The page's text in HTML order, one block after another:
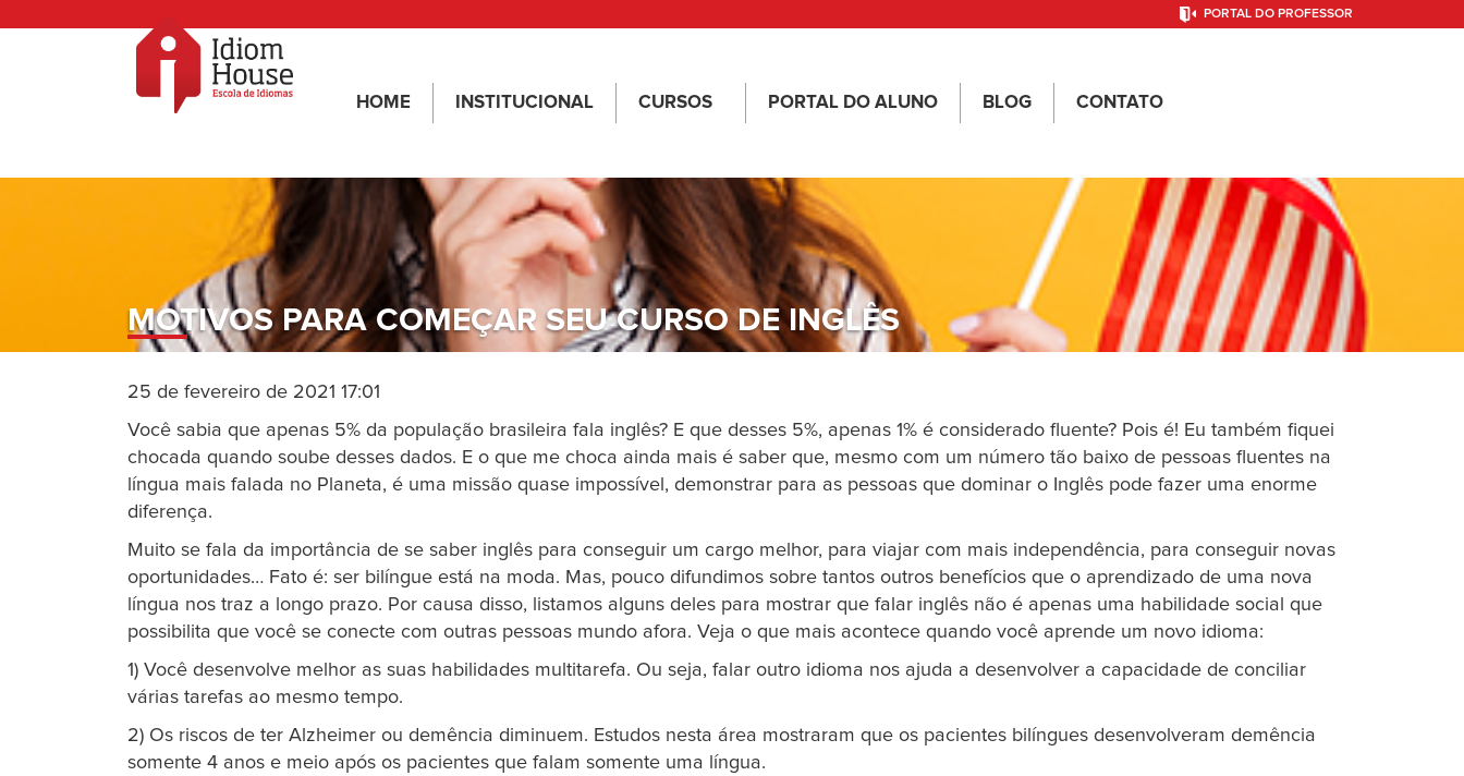
PORTAL DO PROFESSOR
HOME INSTITUCIONAL CURSOS PORTAL DO ALUNO BLOG CONTATO
MOTIVOS PARA COMEÇAR SEU CURSO DE INGLÊS
25 de fevereiro de 2021 17:01
Você sabia que apenas 5% da população brasileira fala inglês? E que desses 5%, apenas 1% é considerado fluente? Pois é! Eu também fiquei
chocada quando soube desses dados. E o que me choca ainda mais é saber que, mesmo com um número tão baixo de pessoas fluentes na
língua mais falada no Planeta, é uma missão quase impossível, demonstrar para as pessoas que dominar o Inglês pode fazer uma enorme
diferença.
Muito se fala da importância de se saber inglês para conseguir um cargo melhor, para viajar com mais independência, para conseguir novas
oportunidades… Fato é: ser bilíngue está na moda. Mas, pouco difundimos sobre tantos outros benefícios que o aprendizado de uma nova
língua nos traz a longo prazo. Por causa disso, listamos alguns deles para mostrar que falar inglês não é apenas uma habilidade social que
possibilita que você se conecte com outras pessoas mundo afora. Veja o que mais acontece quando você aprende um novo idioma:
1) Você desenvolve melhor as suas habilidades multitarefa. Ou seja, falar outro idioma nos ajuda a desenvolver a capacidade de conciliar
várias tarefas ao mesmo tempo.
2) Os riscos de ter Alzheimer ou demência diminuem. Estudos nesta área mostraram que os pacientes bilíngues desenvolveram demência
somente 4 anos e meio após os pacientes que falam somente uma língua.